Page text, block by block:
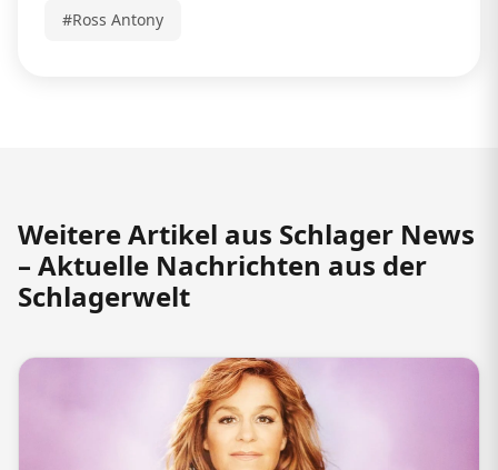
#Ross Antony
Weitere Artikel aus Schlager News
– Aktuelle Nachrichten aus der
Schlagerwelt